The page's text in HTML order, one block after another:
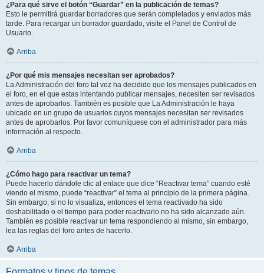
¿Para qué sirve el botón “Guardar” en la publicación de temas?
Esto le permitirá guardar borradores que serán completados y enviados más
tarde. Para recargar un borrador guardado, visite el Panel de Control de
Usuario.
Arriba
¿Por qué mis mensajes necesitan ser aprobados?
La Administración del foro tal vez ha decidido que los mensajes publicados en
el foro, en el que estas intentando publicar mensajes, necesiten ser revisados
antes de aprobarlos. También es posible que La Administración le haya
ubicado en un grupo de usuarios cuyos mensajes necesitan ser revisados
antes de aprobarlos. Por favor comuníquese con el administrador para más
información al respecto.
Arriba
¿Cómo hago para reactivar un tema?
Puede hacerlo dándole clic al enlace que dice “Reactivar tema” cuando esté
viendo el mismo, puede “reactivar” el tema al principio de la primera página.
Sin embargo, si no lo visualiza, entonces el tema reactivado ha sido
deshabilitado o el tiempo para poder reactivarlo no ha sido alcanzado aún.
También es posible reactivar un tema respondiendo al mismo, sin embargo,
lea las reglas del foro antes de hacerlo.
Arriba